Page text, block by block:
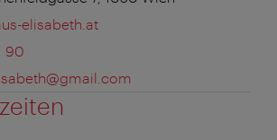
elisabeth.at
90